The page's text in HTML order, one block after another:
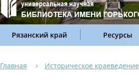
Рязанский край Ресурсы
Главная Историческое краеведение